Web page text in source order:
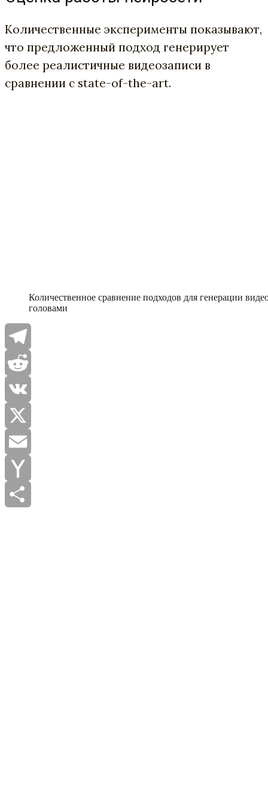
Количественные эксперименты показывают,
что предложенный подход генерирует
более реалистичные видеозаписи в
сравнении с state-of-the-art.
Количественное сравнение подходов для генерации
головами
Telegram
Reddit
VK
X
Email
Yahoo